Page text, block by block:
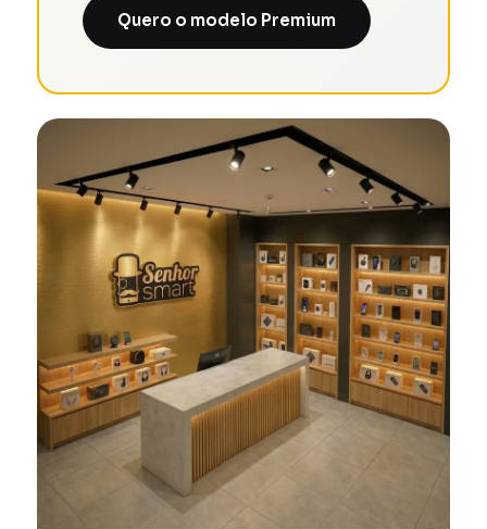
Quero o modelo Premium